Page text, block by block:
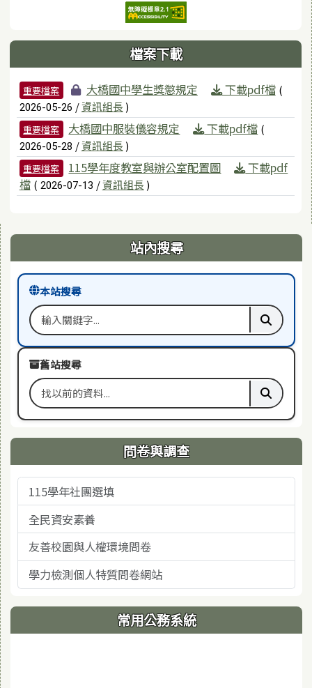
檔案下載
檔案列表
重要檔案 大橋國中學生獎懲規定 下載pdf檔 (
2026-05-26 /資訊組長 )
重要檔案 大橋國中服裝儀容規定 下載pdf檔 (
2026-05-28 /資訊組長 )
重要檔案 115學年度教室與辦公室配置圖
下載pdf
檔 ( 2026-07-13 /資訊組長 )
右邊區域內容 站內搜尋
本站搜尋
搜尋關鍵字 執行本
舊站搜尋
搜尋舊站關鍵字 執行舊
問卷與調查
115學年社團選填
全民資安素養
友善校園與人權環境問卷
學力檢測個人特質問卷網站
常用公務系統